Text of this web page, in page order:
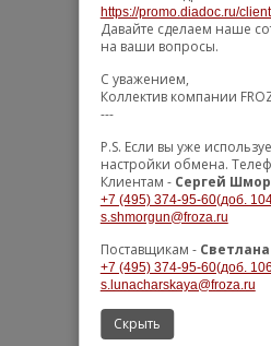
https://promo.diadoc.ru/
Давайте сделаем наше
на ваши вопросы.
С уважением,
Коллектив компании
---
P.S. Если вы уже
настройки обмена.
Клиентам - Сергей
+7 (495) 374-95-60(доб.
s.shmorgun@froza.ru
Поставщикам -
+7 (495) 374-95-60(доб.
s.lunacharskaya@froza.ru
Скрыть